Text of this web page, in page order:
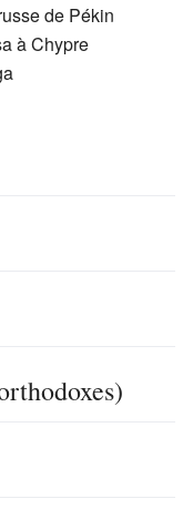
de Pékin
à Chypre